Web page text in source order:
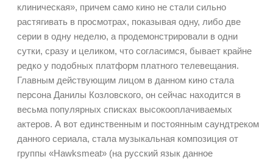
клиническая», причем само кино не стали сильно
растягивать в просмотрах, показывая одну, либо две
серии в одну неделю, а продемонстрировали в одни
сутки, сразу и целиком, что согласимся, бывает крайне
редко у подобных платформ платного телевещания.
Главным действующим лицом в данном кино стала
персона Данилы Козловского, он сейчас находится в
весьма популярных списках высокооплачиваемых
актеров. А вот единственным и постоянным саундтреком
данного сериала, стала музыкальная композиция от
группы «Hawksmeat» (на русский язык данное